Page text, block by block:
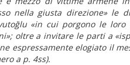
nella giusta direzione» le
«in cui porgono le loro
oltre a invitare le parti a
espressamente elogiato il
a p. 4ss).